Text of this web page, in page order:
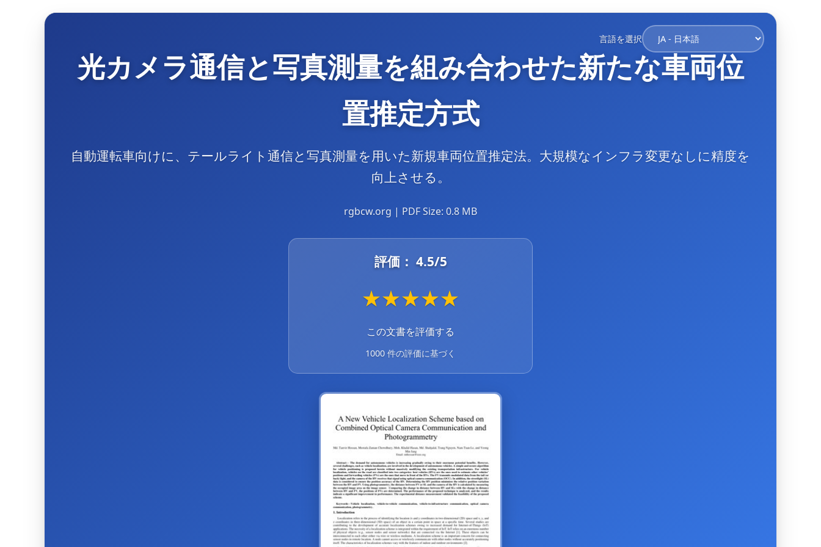
言語を選択
光カメラ通信と写真測量を組み合わせた新たな車両位
置推定方式
自動運転車向けに、テールライト通信と写真測量を用いた新規車両位置推定法。大規模なインフラ変更なしに精度を
向上させる。
rgbcw.org | PDF Size: 0.8 MB
評価： 4.5/5
★★★★★
この文書を評価する
1000 件の評価に基づく